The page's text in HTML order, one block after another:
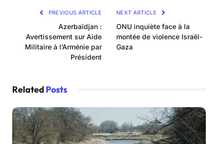
PREVIOUS ARTICLE
Azerbaïdjan :
Avertissement sur Aide
Militaire à l’Arménie par
Président
NEXT ARTICLE
ONU inquiète face à la
montée de violence Israël-
Gaza
Related Posts